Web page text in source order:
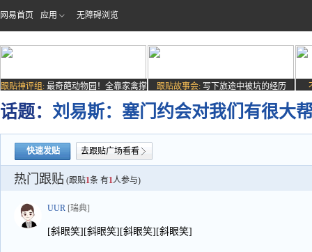
网易首页 应用 无障碍浏览
跟贴神评组: 最奇葩动物园！全靠家禽撑
场子
跟贴故事会: 写下旅途中被坑的经历
话题： 刘易斯：塞门约会对我们有很大
快速发贴 去跟贴广场看看
热门跟贴 (跟贴1条 有1人参与)
UUR [瑞典]
[斜眼笑][斜眼笑][斜眼笑][斜眼笑]